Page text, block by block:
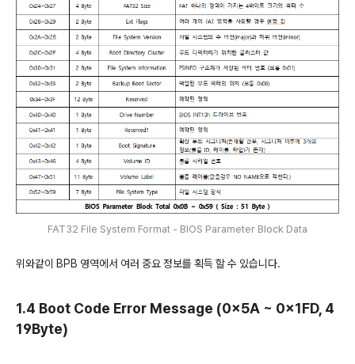
FAT32 File System Format - BIOS Parameter Block Data
위와같이 BPB 영역에서 여러 중요 정보를 획득 할 수 있습니다.
1.4 Boot Code Error Message (0x5A ~ 0x1FD, 4
19Byte)